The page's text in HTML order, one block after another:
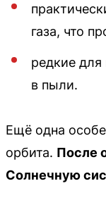
газа, что
редкие
в пыли.
Ещё одна
орбита. После
Солнечную